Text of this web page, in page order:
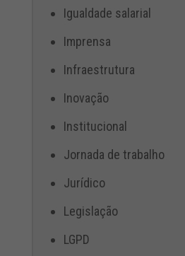
Igualdade salarial
Imprensa
Infraestrutura
Inovação
Institucional
Jornada de trabalho
Jurídico
Legislação
LGPD